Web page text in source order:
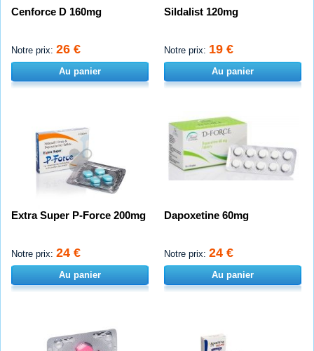
Cenforce D 160mg
Notre prix: 26 €
Au panier
Sildalist 120mg
Notre prix: 19 €
Au panier
Extra Super P-Force 200mg
Notre prix: 24 €
Au panier
Dapoxetine 60mg
Notre prix: 24 €
Au panier